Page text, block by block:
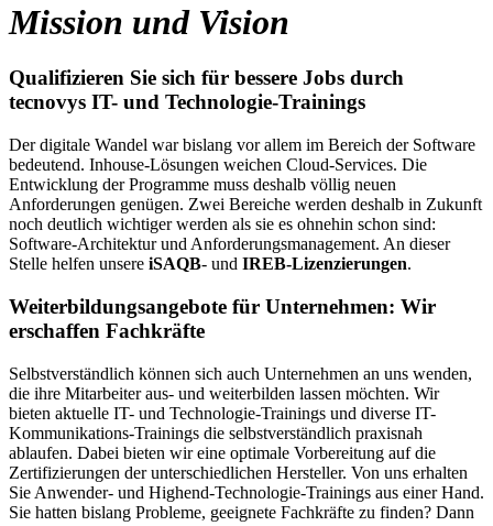
Mission und Vision
Qualifizieren Sie sich für bessere Jobs durch
tecnovys IT- und Technologie-Trainings
Der digitale Wandel war bislang vor allem im Bereich der Software
bedeutend. Inhouse-Lösungen weichen Cloud-Services. Die
Entwicklung der Programme muss deshalb völlig neuen
Anforderungen genügen. Zwei Bereiche werden deshalb in Zukunft
noch deutlich wichtiger werden als sie es ohnehin schon sind:
Software-Architektur und Anforderungsmanagement. An dieser
Stelle helfen unsere iSAQB- und IREB-Lizenzierungen.
Weiterbildungsangebote für Unternehmen: Wir
erschaffen Fachkräfte
Selbstverständlich können sich auch Unternehmen an uns wenden,
die ihre Mitarbeiter aus- und weiterbilden lassen möchten. Wir
bieten aktuelle IT- und Technologie-Trainings und diverse IT-
Kommunikations-Trainings die selbstverständlich praxisnah
ablaufen. Dabei bieten wir eine optimale Vorbereitung auf die
Zertifizierungen der unterschiedlichen Hersteller. Von uns erhalten
Sie Anwender- und Highend-Technologie-Trainings aus einer Hand.
Sie hatten bislang Probleme, geeignete Fachkräfte zu finden? Dann